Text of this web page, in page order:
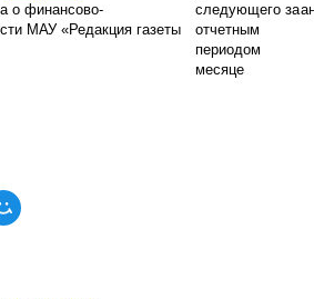
о финансово-
МАУ «Редакция газеты
следующего за
отчетным
периодом
месяце